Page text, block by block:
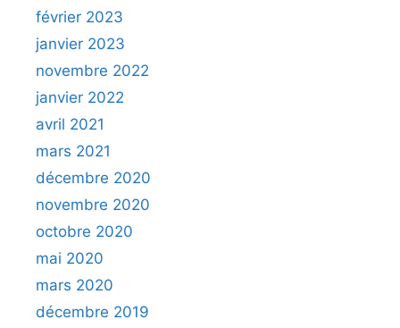
février 2023
janvier 2023
novembre 2022
janvier 2022
avril 2021
mars 2021
décembre 2020
novembre 2020
octobre 2020
mai 2020
mars 2020
décembre 2019